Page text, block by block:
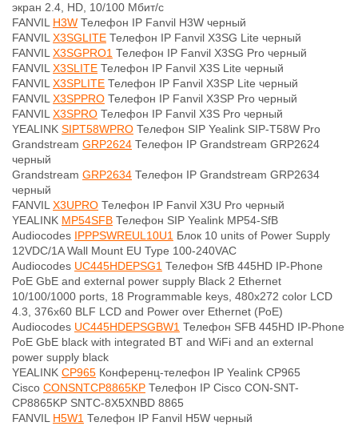
экран 2.4, HD, 10/100 Мбит/с
FANVIL H3W Телефон IP Fanvil H3W черный
FANVILX3SGLITE Телефон IP Fanvil X3SG Lite черный
FANVILX3SGPRO1 Телефон IP Fanvil X3SG Pro черный
FANVILX3SLITE Телефон IP Fanvil X3S Lite черный
FANVILX3SPLITE Телефон IP Fanvil X3SP Lite черный
FANVILX3SPPRO Телефон IP Fanvil X3SP Pro черный
FANVILX3SPRO Телефон IP Fanvil X3S Pro черный
YEALINK SIPT58WPRO Телефон SIP Yealink SIP-T58W Pro
Grandstream GRP2624 Телефон IP Grandstream GRP2624
черный
Grandstream GRP2634 Телефон IP Grandstream GRP2634
черный
FANVILX3UPRO Телефон IP Fanvil X3U Pro черный
YEALINK MP54SFB Телефон SIP Yealink MP54-SfB
Audiocodes IPPPSWREUL10U1 Блок 10 units of Power Supply
12VDC/1A Wall Mount EU Type 100-240VAC
Audiocodes UC445HDEPSG1 Телефон SfB 445HD IP-Phone
PoE GbE and external power supply Black 2 Ethernet
10/100/1000 ports, 18 Programmable keys, 480x272 color LCD
4.3, 376x60 BLF LCD and Power over Ethernet (PoE)
Audiocodes UC445HDEPSGBW1 Телефон SFB 445HD IP-Phone
PoE GbE black with integrated BT and WiFi and an external
power supply black
YEALINK CP965 Конференц-телефон IP Yealink CP965
Cisco CONSNTCP8865KP Телефон IP Cisco CON-SNT-
CP8865KP SNTC-8X5XNBD 8865
FANVIL H5W1 Телефон IP Fanvil H5W черный